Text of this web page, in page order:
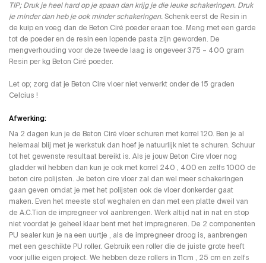
TIP; Druk je heel hard op je spaan dan krijg je die leuke schakeringen. Druk
je minder dan heb je ook minder schakeringen.Schenk eerst de Resin in
de kuip en voeg dan de Beton Ciré poeder eraan toe. Meng met een garde
tot de poeder en de resin een lopende pasta zijn geworden. De
mengverhouding voor deze tweede laag is ongeveer 375 – 400 gram
Resin per kg Beton Ciré poeder.
Let op; zorg dat je Beton Cire vloer niet verwerkt onder de 15 graden
Celcius !
Afwerking:
Na 2 dagen kun je de Beton Ciré vloer schuren met korrel 120. Ben je al
helemaal blij met je werkstuk dan hoef je natuurlijk niet te schuren. Schuur
tot het gewenste resultaat bereikt is. Als je jouw Beton Cire vloer nog
gladder wil hebben dan kun je ook met korrel 240 , 400 en zelfs 1000 de
beton cire polijsten. Je beton cire vloer zal dan wel meer schakeringen
gaan geven omdat je met het polijsten ook de vloer donkerder gaat
maken. Even het meeste stof weghalen en dan met een platte dweil van
de A.C.Tion de impregneer vol aanbrengen. Werk altijd nat in nat en stop
niet voordat je geheel klaar bent met het impregneren. De 2 componenten
PU sealer kun je na een uurtje , als de impregneer droog is, aanbrengen
met een geschikte PU roller. Gebruik een roller die de juiste grote heeft
voor jullie eigen project. We hebben deze rollers in 11cm , 25 cm en zelfs